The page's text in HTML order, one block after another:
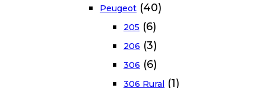
Peugeot (40)
205 (6)
206 (3)
306 (6)
306 Rural (1)